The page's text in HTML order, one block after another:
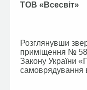
ТОВ «Всесвіт»
Розглянувши
приміщення №
Закону України
самоврядування